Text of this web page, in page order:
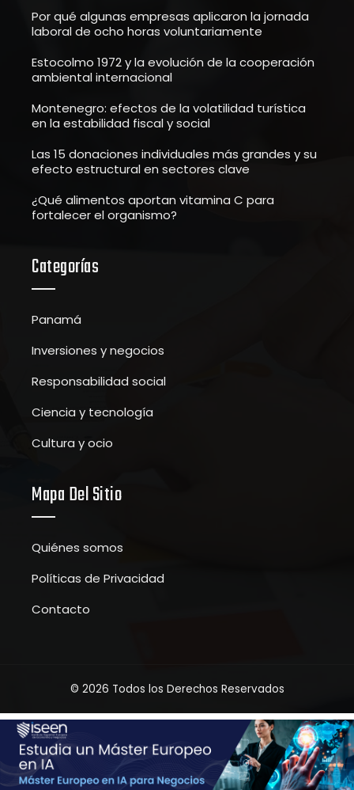
Por qué algunas empresas aplicaron la jornada
laboral de ocho horas voluntariamente
Estocolmo 1972 y la evolución de la cooperación
ambiental internacional
Montenegro: efectos de la volatilidad turística
en la estabilidad fiscal y social
Las 15 donaciones individuales más grandes y su
efecto estructural en sectores clave
¿Qué alimentos aportan vitamina C para
fortalecer el organismo?
Categorías
Panamá
Inversiones y negocios
Responsabilidad social
Ciencia y tecnología
Cultura y ocio
Mapa Del Sitio
Quiénes somos
Políticas de Privacidad
Contacto
© 2026 Todos los Derechos Reservados